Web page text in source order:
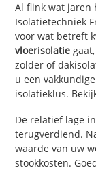
Al flink wat jaren
Isolatietechniek
voor wat betreft
vloerisolatie
zolder of
u een
isolatieklus.
De relatief lage
terugverdiend.
waarde van uw
stookkosten.